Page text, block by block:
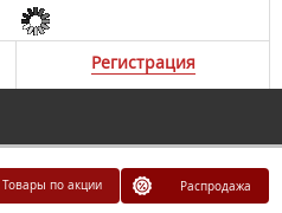
Регистрация
Товары по акции Распродажа